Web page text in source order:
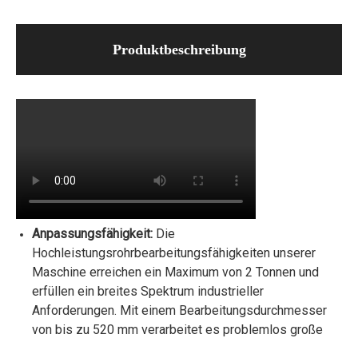
Produktbeschreibung
Anpassungsfähigkeit: Die
Hochleistungsrohrbearbeitungsfähigkeiten unserer
Maschine erreichen ein Maximum von 2 Tonnen und
erfüllen ein breites Spektrum industrieller
Anforderungen. Mit einem Bearbeitungsdurchmesser
von bis zu 520 mm verarbeitet es problemlos große